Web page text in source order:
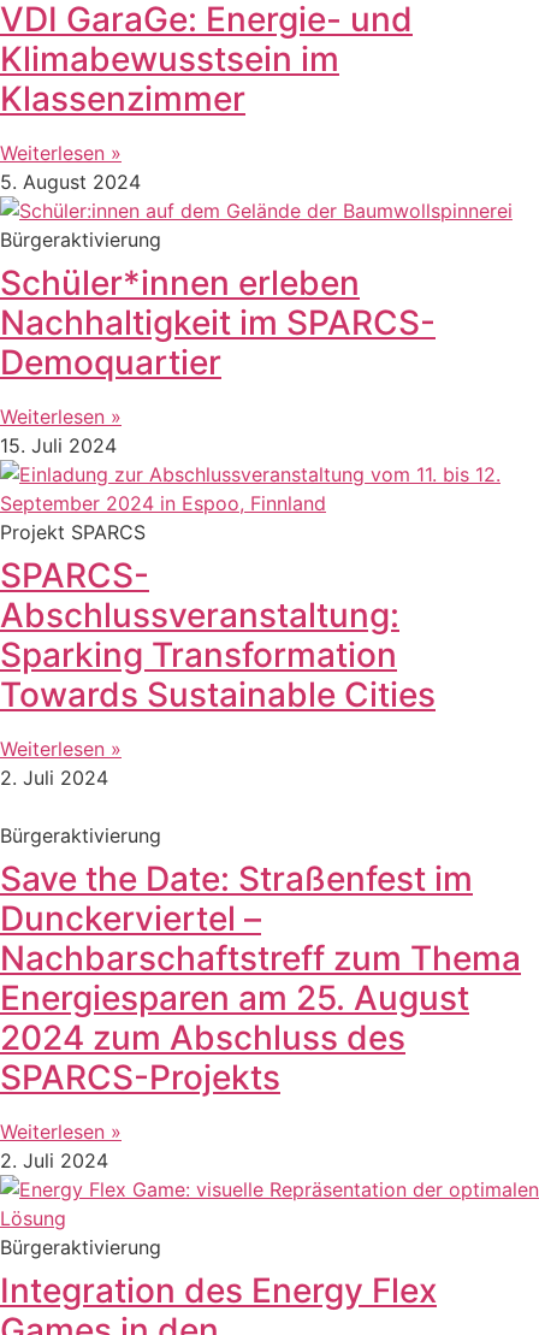
VDI GaraGe: Energie- und
Klimabewusstsein im
Klassenzimmer
Weiterlesen »
5. August 2024
Bürgeraktivierung
Schüler*innen erleben
Nachhaltigkeit im SPARCS-
Demoquartier
Weiterlesen »
15. Juli 2024
Projekt SPARCS
SPARCS-
Abschlussveranstaltung:
Sparking Transformation
Towards Sustainable Cities
Weiterlesen »
2. Juli 2024
Bürgeraktivierung
Save the Date: Straßenfest im
Dunckerviertel –
Nachbarschaftstreff zum Thema
Energiesparen am 25. August
2024 zum Abschluss des
SPARCS-Projekts
Weiterlesen »
2. Juli 2024
Bürgeraktivierung
Integration des Energy Flex